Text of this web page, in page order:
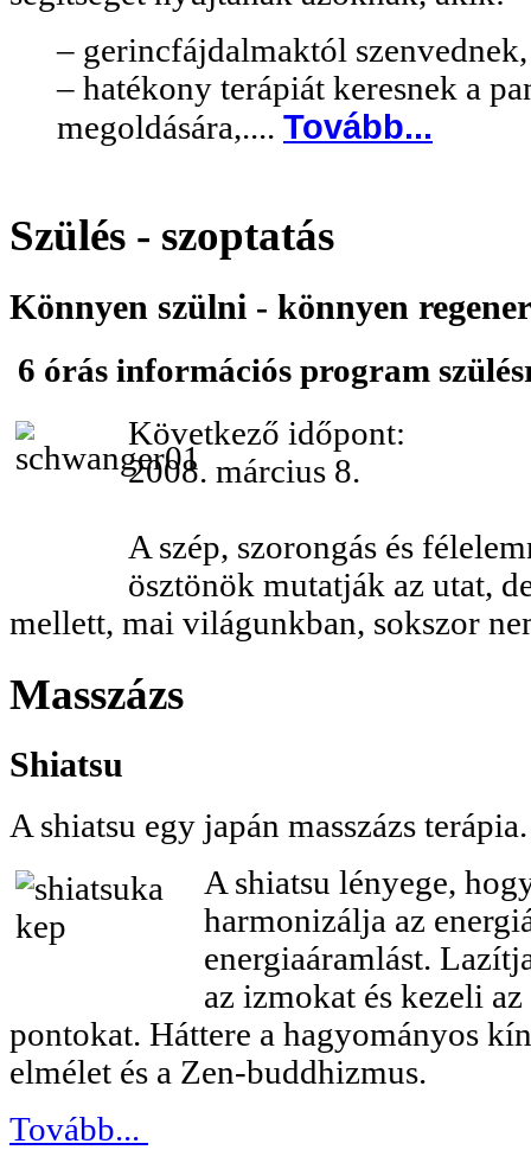
– gerincfájdalmaktól
– hatékony terápiát keresnek a
megoldására,.... Tovább...
Szülés - szoptatás
Könnyen szülni - könnyen
6 órás információs program
Következő időpont:
2008. március 8.
A szép, szorongás és
ösztönök mutatják az utat,
mellett, mai világunkban, sokszor
Masszázs
Shiatsu
A shiatsu egy japán masszázs terápia.
A shiatsu lényege,
harmonizálja az
energiaáramlást.
az izmokat és kezeli az
pontokat. Háttere a hagyományos
elmélet és a Zen-buddhizmus.
Tovább...